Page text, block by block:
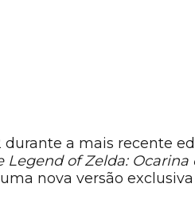
a mais recente
Legend of Zelda: Ocarina
nova versão exclusiva